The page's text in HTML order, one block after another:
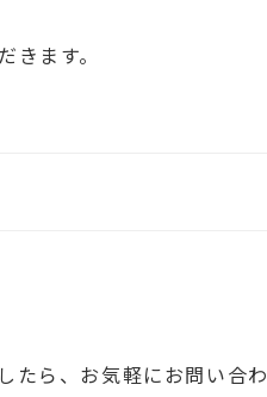
ます。
たら、お気軽にお問い合わ